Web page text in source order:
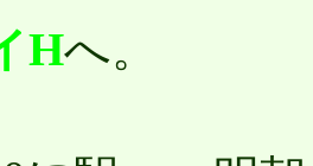
Hへ。